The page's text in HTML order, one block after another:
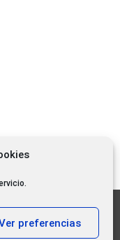
preferencias